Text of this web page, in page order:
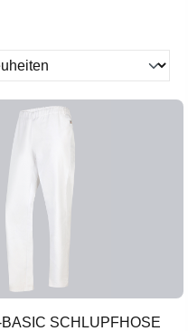
SCHLUPFHOSE